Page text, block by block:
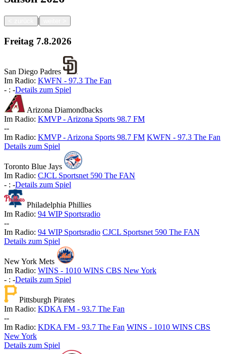
|
Freitag 7.8.2026
San Diego Padres
Im Radio: KWFN - 97.3 The Fan
- : -Details zum Spiel
Arizona Diamondbacks
Im Radio: KMVP - Arizona Sports 98.7 FM
--
Im Radio: KMVP - Arizona Sports 98.7 FM KWFN - 97.3 The Fan
Details zum Spiel
Toronto Blue Jays
Im Radio: CJCL Sportsnet 590 The FAN
- : -Details zum Spiel
Philadelphia Phillies
Im Radio: 94 WIP Sportsradio
--
Im Radio: 94 WIP Sportsradio CJCL Sportsnet 590 The FAN
Details zum Spiel
New York Mets
Im Radio: WINS - 1010 WINS CBS New York
- : -Details zum Spiel
Pittsburgh Pirates
Im Radio: KDKA FM - 93.7 The Fan
--
Im Radio: KDKA FM - 93.7 The Fan WINS - 1010 WINS CBS
New York
Details zum Spiel